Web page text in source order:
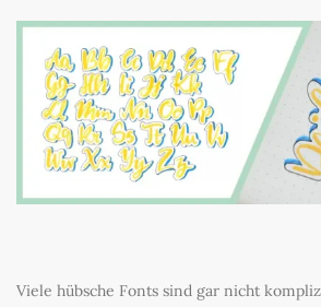
Viele hübsche Fonts sind gar nicht